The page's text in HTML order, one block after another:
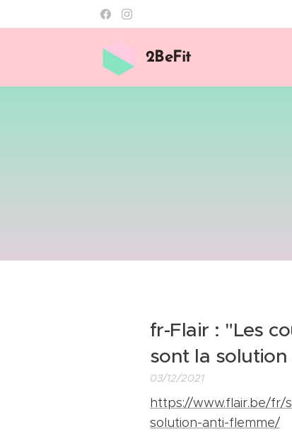
2BeFit
fr-Flair : "Les
sont la
03/12/2021
https://www.flair.be/
solution-anti-flemme/